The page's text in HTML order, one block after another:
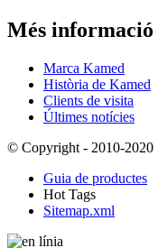
Més informació
Marca Kamed
Història de Kamed
Clients de visita
Últimes notícies
© Copyright - 2010-2020
Guia de productes
Hot Tags
Sitemap.xml